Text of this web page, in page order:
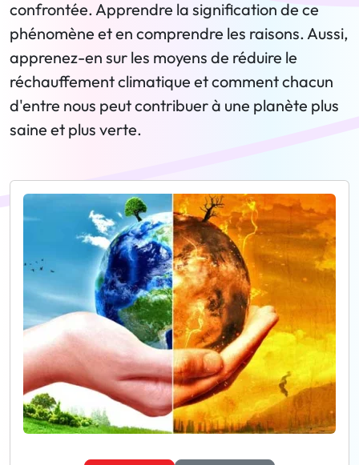
confrontée. Apprendre la signification de ce
phénomène et en comprendre les raisons. Aussi,
apprenez-en sur les moyens de réduire le
réchauffement climatique et comment chacun
d'entre nous peut contribuer à une planète plus
saine et plus verte.